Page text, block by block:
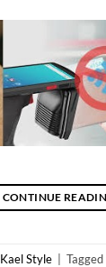
CONTINUE
Kael Style Tagged